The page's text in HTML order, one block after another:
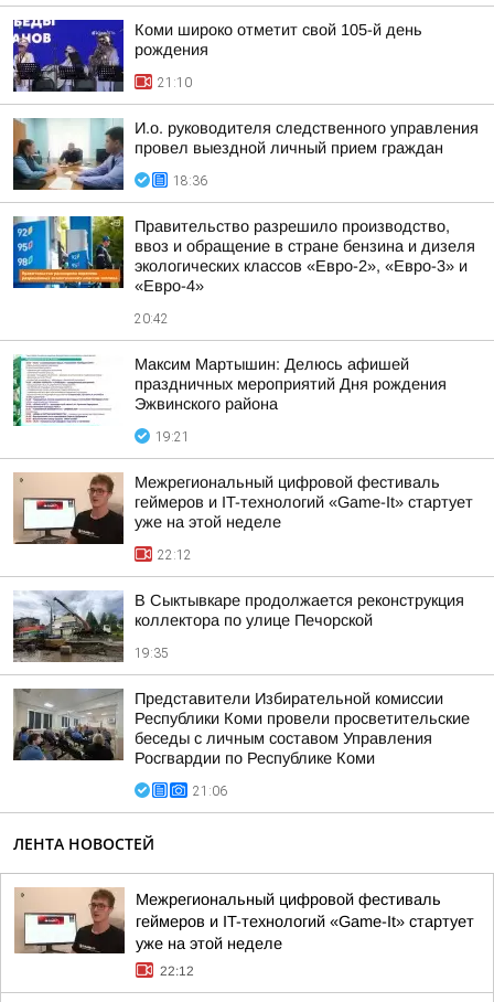
Коми широко отметит свой 105-й день
рождения
21:10
И.о. руководителя следственного управления
провел выездной личный прием граждан
18:36
Правительство разрешило производство,
ввоз и обращение в стране бензина и дизеля
экологических классов «Евро-2», «Евро-3» и
«Евро-4»
20:42
Максим Мартышин: Делюсь афишей
праздничных мероприятий Дня рождения
Эжвинского района
19:21
Межрегиональный цифровой фестиваль
геймеров и IT-технологий «Game-It» стартует
уже на этой неделе
22:12
В Сыктывкаре продолжается реконструкция
коллектора по улице Печорской
19:35
Представители Избирательной комиссии
Республики Коми провели просветительские
беседы с личным составом Управления
Росгвардии по Республике Коми
21:06
ЛЕНТА НОВОСТЕЙ
Межрегиональный цифровой фестиваль
геймеров и IT-технологий «Game-It» стартует
уже на этой неделе
22:12